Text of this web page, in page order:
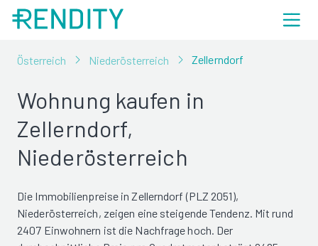
Österreich Niederösterreich Zellerndorf
Wohnung kaufen in
Zellerndorf,
Niederösterreich
Die Immobilienpreise in Zellerndorf (PLZ 2051),
Niederösterreich, zeigen eine steigende Tendenz. Mit rund
2407 Einwohnern ist die Nachfrage hoch. Der